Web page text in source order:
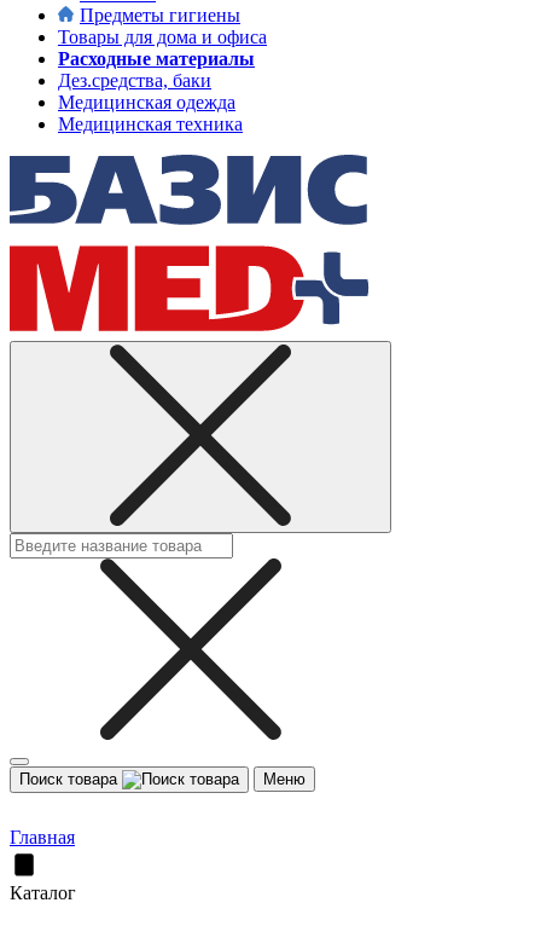
Предметы гигиены
Товары для дома и офиса
Расходные материалы
Дез.средства, баки
Медицинская одежда
Медицинская техника
Поиск товара Меню
Главная
Каталог